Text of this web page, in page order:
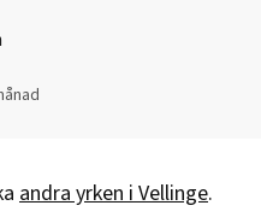
andra yrken iVellinge.